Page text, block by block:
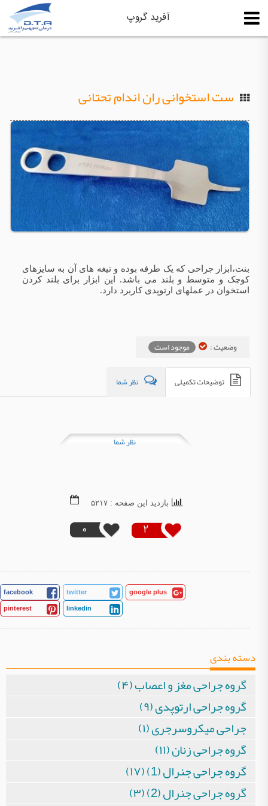
آفرید گروپ
ست استخوانی ران اندام تحتانی
بنت،ابزار جراحی که یک طرفه بوده و تیغه های آن به سایزهای
کوچک و متوسط و بلند می باشد. این ابزار برای بلند کردن
استخوان در عملهای ارتوپدی کاربرد دارد.
وضعیت : موجود است
توضیحات تکمیلی نظر شما
نظر شما
2
0
بازدید این صفحه : ۵۲۱۷
facebook twitter google plus
pinterest linkedin
دسته بندی
گروه جراحی مغز و اعصاب (۴)
گروه جراحی ارتوپدی (۹)
جراحی میکروسرجری (۱)
گروه جراحی زنان (۱۱)
گروه جراحی جنرال (1) (۱۷)
گروه جراحی جنرال (2) (۳)